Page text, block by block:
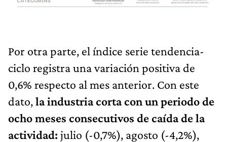
Por otra parte, el índice serie tendencia-
ciclo registra una variación positiva de
0,6% respecto al mes anterior. Con este
dato,la industria corta con un periodo de
ocho meses consecutivos de caída de la
actividad: julio (-0,7%), agosto (-4,2%),